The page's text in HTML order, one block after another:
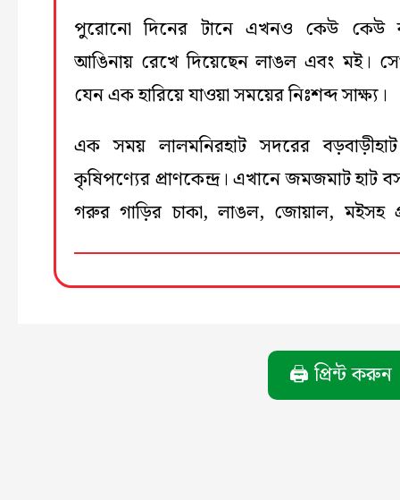
পুরোনো দিনের টানে এখনও কেউ কেউ
আঙিনায় রেখে দিয়েছেন লাঙল এবং মই।
যেন এক হারিয়ে যাওয়া সময়ের নিঃশব্দ সাক্ষ্য।
এক সময় লালমনিরহাট সদরের
কৃষিপণ্যের প্রাণকেন্দ্র। এখানে জমজমাট হাট
গরুর গাড়ির চাকা, লাঙল, জোয়াল, মইসহ
🖨️ প্রিন্ট করুন